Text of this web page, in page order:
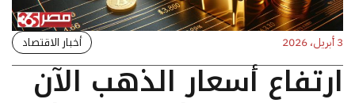
3 أبريل، 2026 أخبار الاقتصاد
ارتفاع أسعار الذهب الآن